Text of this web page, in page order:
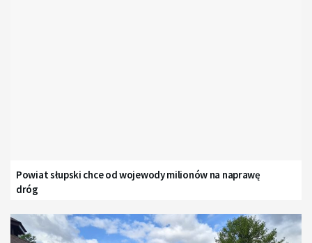
Powiat słupski chce od wojewody milionów na naprawę
dróg